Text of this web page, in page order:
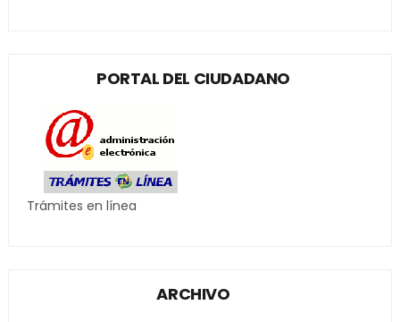
PORTAL DEL CIUDADANO
Trámites en línea
ARCHIVO